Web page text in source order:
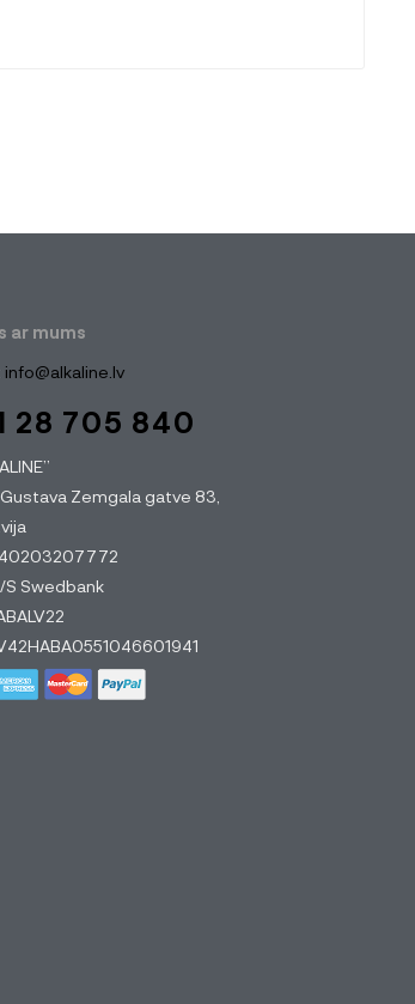
ar mums
info@alkaline.lv
28 705 840
Zemgala gatve 83,
40203207772
S Swedbank